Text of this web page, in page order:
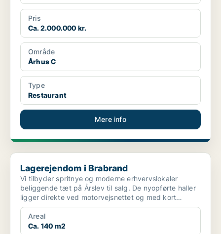
Pris
Ca. 2.000.000 kr.
Område
Århus C
Type
Restaurant
Mere info
Lagerejendom i Brabrand
Lagerejendom i Brabrand
Vi tilbyder spritnye og moderne erhvervslokaler
beliggende tæt på Årslev til salg. De nyopførte haller
ligger direkte ved motorvejsnettet og med kort
afstand...
Areal
Ca. 140 m2